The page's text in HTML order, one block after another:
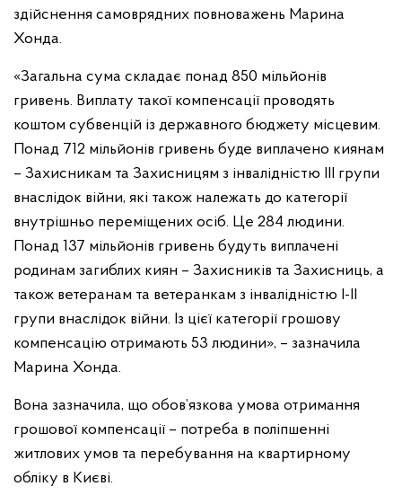
здійснення самоврядних повноважень Марина
Хонда.
«Загальна сума складає понад 850 мільйонів
гривень. Виплату такої компенсації проводять
коштом субвенцій із державного бюджету місцевим.
Понад 712 мільйонів гривень буде виплачено киянам
– Захисникам та Захисницям з інвалідністю III групи
внаслідок війни, які також належать до категорії
внутрішньо переміщених осіб. Це 284 людини.
Понад 137 мільйонів гривень будуть виплачені
родинам загиблих киян – Захисників та Захисниць, а
також ветеранам та ветеранкам з інвалідністю I-II
групи внаслідок війни. Із цієї категорії грошову
компенсацію отримають 53 людини», – зазначила
Марина Хонда.
Вона зазначила, що обов’язкова умова отримання
грошової компенсації – потреба в поліпшенні
житлових умов та перебування на квартирному
обліку в Києві.